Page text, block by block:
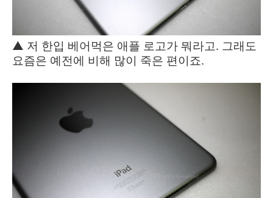
▲ 저 한입 베어먹은 애플 로고가 뭐라고. 그래도
요즘은 예전에 비해 많이 죽은 편이죠.